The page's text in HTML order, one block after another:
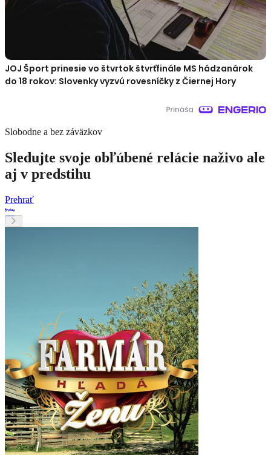
JOJ Šport prinesie vo štvrtok štvrťfinále MS hádzanárok
do 18 rokov: Slovenky vyzvú rovesníčky z Čiernej Hory
Slobodne a bez záväzkov
Sledujte svoje obľúbené relácie naživo ale
aj v predstihu
Prehrať